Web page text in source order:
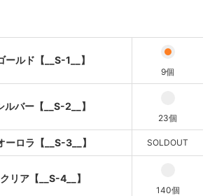
Dスタークリア【__S-4__】
Eハートピンク【__S-5__】
Fハートギャラクシー【__S-6__】
Gハートオーロラ【__S-7__】
ールド【__S-1__】
9個
ルバー【__S-2__】
23個
ーロラ【__S-3__】 SOLDOUT
リア【__S-4__】
140個